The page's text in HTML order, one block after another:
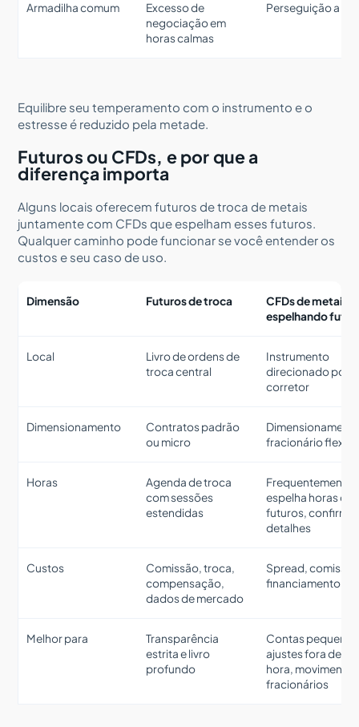
Armadilha comum
Excesso de
negociação em
horas calmas
Perseguição a
Equilibre seu temperamento com o instrumento e o
estresse é reduzido pela metade.
Futuros ou CFDs, e por que a
diferença importa
Alguns locais oferecem futuros de troca de metais
juntamente com CFDs que espelham esses futuros.
Qualquer caminho pode funcionar se você entender os
custos e seu caso de uso.
Dimensão Futuros de troca
CFDs de metais
espelhando
Local
Livro de ordens de
troca central
Instrumento
direcionado por
corretor
Dimensionamento
Contratos padrão
ou micro
fracionário
Horas
Agenda de troca
com sessões
estendidas
Frequentemente
espelha horas de
futuros, confirme
detalhes
Custos
Comissão, troca,
compensação,
dados de mercado
Spread,
financiamento
Melhor para
Transparência
estrita e livro
profundo
Contas
ajustes fora de
hora, movimentos
fracionários